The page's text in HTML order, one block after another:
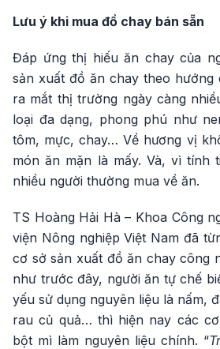
Lưu ý khi mua đồ chay bán sẵn
Đáp ứng thị hiếu ăn chay của
sản xuất đồ ăn chay theo hướng
ra mắt thị trường ngày càng
loại đa dạng, phong phú như
tôm, mực, chay… Về hương vị
món ăn mặn là mấy. Và, vì tính
nhiều người thường mua về ăn.
TS Hoàng Hải Hà – Khoa Công
viện Nông nghiệp Việt Nam đã
cơ sở sản xuất đồ ăn chay công
như trước đây, người ăn tự chế
yếu sử dụng nguyên liệu là nấm,
rau củ quả… thì hiện nay các
bột mì làm nguyên liệu chính. “